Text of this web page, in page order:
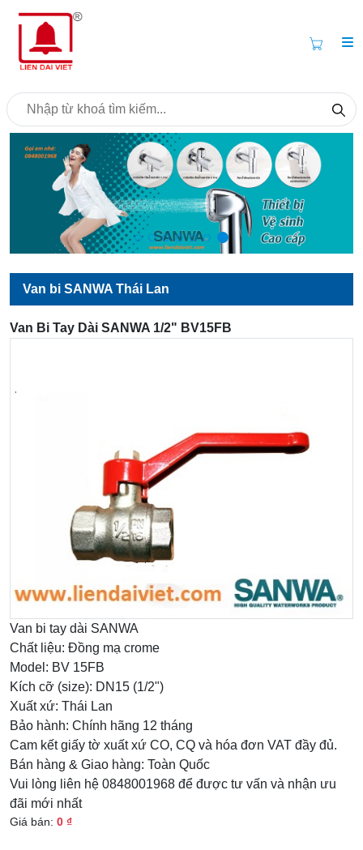
Van bi SANWA Thái Lan
Van Bi Tay Dài SANWA 1/2" BV15FB
Van bi tay dài SANWA
Chất liệu: Đồng mạ crome
Model: BV 15FB
Kích cỡ (size): DN15 (1/2")
Xuất xứ: Thái Lan
Bảo hành: Chính hãng 12 tháng
Cam kết giấy tờ xuất xứ CO, CQ và hóa đơn VAT đầy đủ.
Bán hàng & Giao hàng: Toàn Quốc
Vui lòng liên hệ 0848001968 để được tư vấn và nhận ưu
đãi mới nhất
Giá bán: 0 ₫